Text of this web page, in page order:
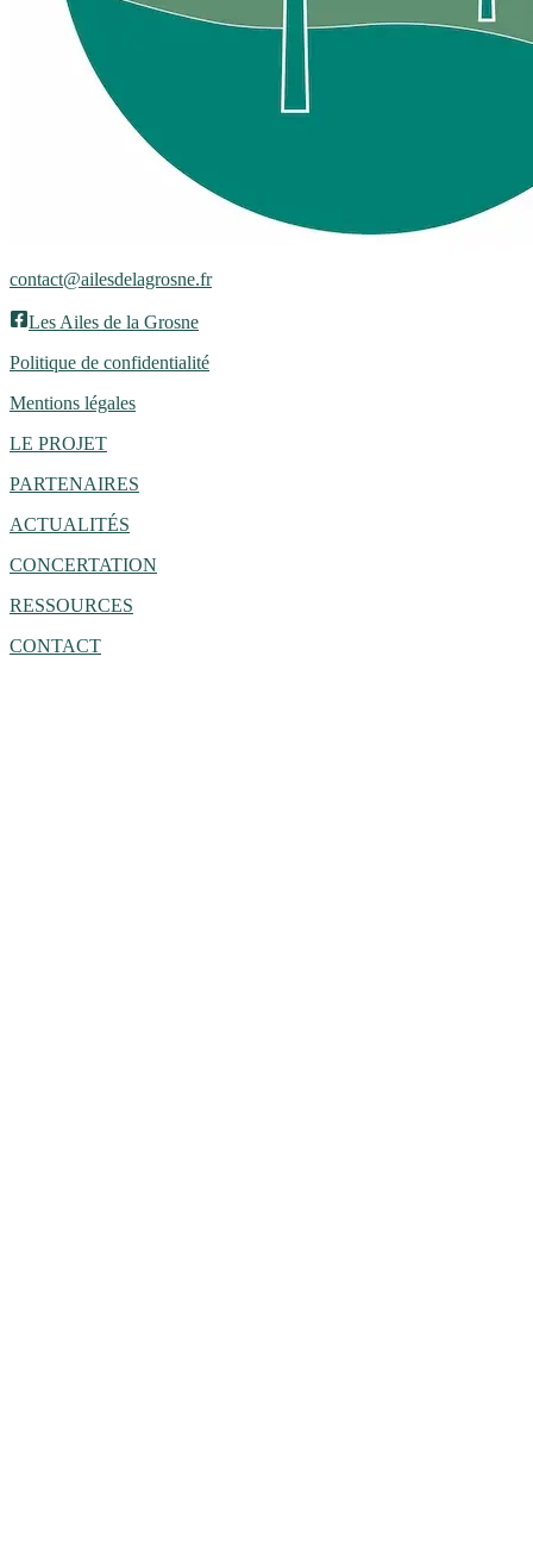
contact@ailesdelagrosne.fr
Les Ailes de la Grosne
Politique de confidentialité
Mentions légales
LE PROJET
PARTENAIRES
ACTUALITÉS
CONCERTATION
RESSOURCES
CONTACT